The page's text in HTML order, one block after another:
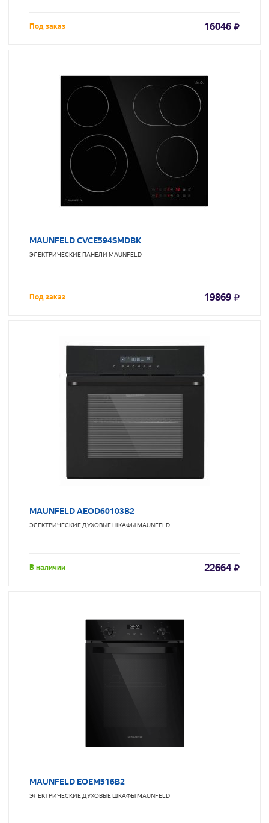
Под заказ 16046
MAUNFELD CVCE594SMDBK
ЭЛЕКТРИЧЕСКИЕ ПАНЕЛИ MAUNFELD
Под заказ 19869
MAUNFELD AEOD60103B2
ЭЛЕКТРИЧЕСКИЕ ДУХОВЫЕ ШКАФЫMAUNFELD
В наличии 22664
MAUNFELD EOEM516B2
ЭЛЕКТРИЧЕСКИЕ ДУХОВЫЕ ШКАФЫMAUNFELD